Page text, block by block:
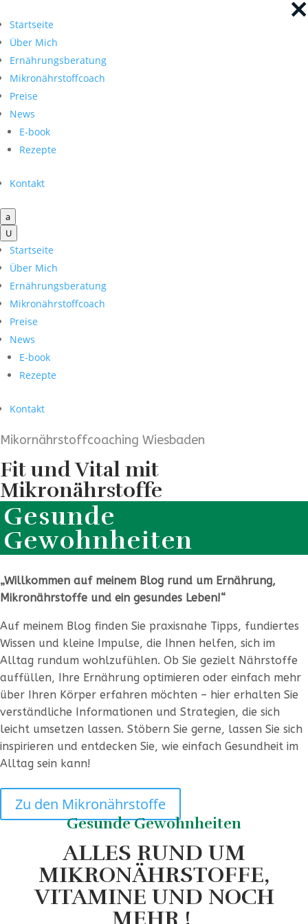
Startseite
Über Mich
Ernährungsberatung
Mikronährstoffcoach
Preise
News
E-book
Rezepte
Kontakt
a
U
Startseite
Über Mich
Ernährungsberatung
Mikronährstoffcoach
Preise
News
E-book
Rezepte
Kontakt
Mikornährstoffcoaching Wiesbaden
Fit und Vital mit
Mikronährstoffe
Gesunde
Gewohnheiten
„Willkommen auf meinem Blog rund um Ernährung,
Mikronährstoffe und ein gesundes Leben!“
Auf meinem Blog finden Sie praxisnahe Tipps, fundiertes
Wissen und kleine Impulse, die Ihnen helfen, sich im
Alltag rundum wohlzufühlen. Ob Sie gezielt Nährstoffe
auffüllen, Ihre Ernährung optimieren oder einfach mehr
über Ihren Körper erfahren möchten – hier erhalten Sie
verständliche Informationen und Strategien, die sich
leicht umsetzen lassen. Stöbern Sie gerne, lassen Sie sich
inspirieren und entdecken Sie, wie einfach Gesundheit im
Alltag sein kann!
Zu den Mikronährstoffe
Gesunde Gewohnheiten
ALLES RUND UM
MIKRONÄHRSTOFFE,
VITAMINE UND NOCH